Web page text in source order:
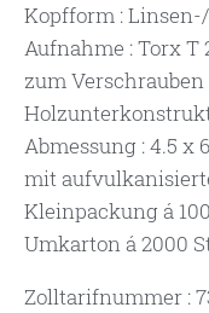
Kopfform :
Aufnahme : Torx T
zum
Abmessung : 4.5 x
mit
Kleinpackung á
Umkarton á 2000
Zolltarifnummer :